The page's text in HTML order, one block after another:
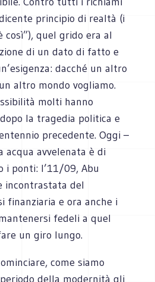
principio di realtà (i
così”), quel grido era al
di un dato di fatto e
dacché un altro
altro mondo vogliamo.
molti hanno
la tragedia politica e
precedente. Oggi –
acqua avvelenata è di
i ponti: l’11/09, Abu
incontrastata del
finanziaria e ora anche i
fedeli a quel
un giro lungo.
come siamo
della modernità gli